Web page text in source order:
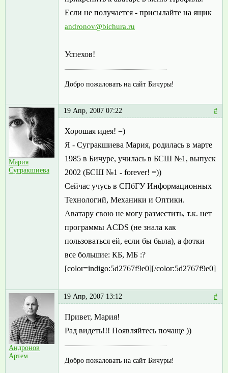
Если не получается - присылайте на ящик
andronov@bichura.ru
Успехов!
Добро пожаловать на сайт Бичуры!
Мария
Сугракшиева
19 Апр, 2007 07:22 #
Хорошая идея! =)
Я - Сугракшиева Мария, родилась в марте
1985 в Бичуре, училась в БСШ №1, выпуск
2002 (БСШ №1 - forever! =))
Сейчас учусь в СПбГУ Информационных
Технологий, Механики и Оптики.
Аватару свою не могу разместить, т.к. нет
программы ACDS (не знала как
пользоваться ей, если бы была), а фотки
все большие: КБ, МБ :?
[color=indigo:5d2767f9e0][/color:5d2767f9e0]
Андронов
Артем
19 Апр, 2007 13:12 #
Привет, Мария!
Рад видеть!!! Появляйтесь почаще ))
Добро пожаловать на сайт Бичуры!